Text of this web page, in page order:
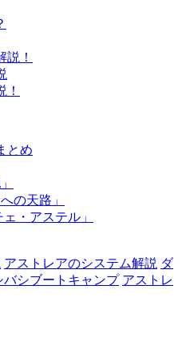
説！
とめ
の天路」
・アステル」
アストレアのシステム解説 ダ
バシブートキャンプ アストレ